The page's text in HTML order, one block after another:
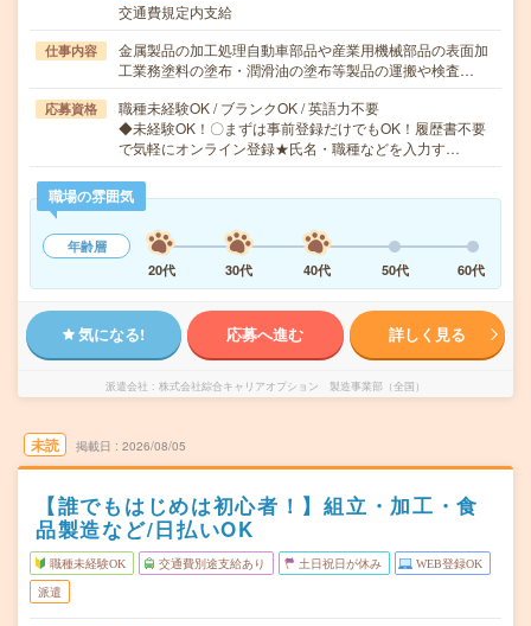
交通費規定内支給
仕事内容
金属製品の加工処理自動車部品や産業用機械部品の表面加
工業務塗料の塗布・潤滑油の塗布等製品の運搬や検査…
応募資格
職種未経験OK / ブランクOK / 英語力不要
◆未経験OK！〇まずは事前登録だけでもOK！履歴書不要
で気軽にオンライン登録★氏名・職種などを入力す…
職場の雰囲気
年齢層
20代
30代 40代 50代 60代
気になる! 応募へ進む 詳しく見る
派遣会社 株式会社綜合キャリアオプション 製造事業部（全国）
未読 掲載日 2026/08/05
【誰でもはじめは初心者！】組立・加工・食
品製造など/日払いOK
職種未経験OK 交通費別途支給あり 土日祝日が休み WEB登録OK
派遣